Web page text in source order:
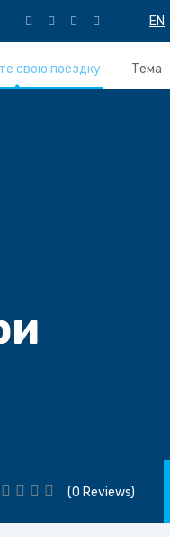
EN
свою поездку Тема
(0 Reviews)